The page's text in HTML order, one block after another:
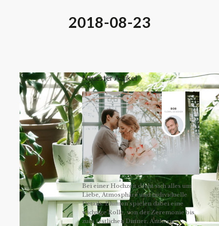
2018-08-23
Neuester Artikel
Bei einer Hochzeit dreht sich alles um
Liebe, Atmosphäre und individuelle
Details. Blumen spielen dabei eine
wichtige Rolle, von der Zeremonie bis
zum festlichen Dinner. Anthurien